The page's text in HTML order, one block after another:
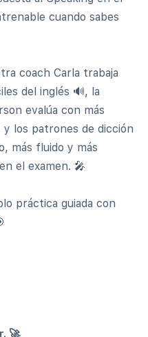
cuando sabes
coach Carla trabaja
del inglés 🔊, la
evalúa con más
los patrones de dicción
más fluido y más
el examen. 🎤
práctica guiada con
🚀